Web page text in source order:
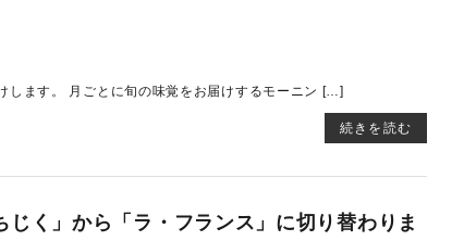
します。 月ごとに旬の味覚をお届けするモーニン […]
続きを読む
く」から「ラ・フランス」に切り替わりま